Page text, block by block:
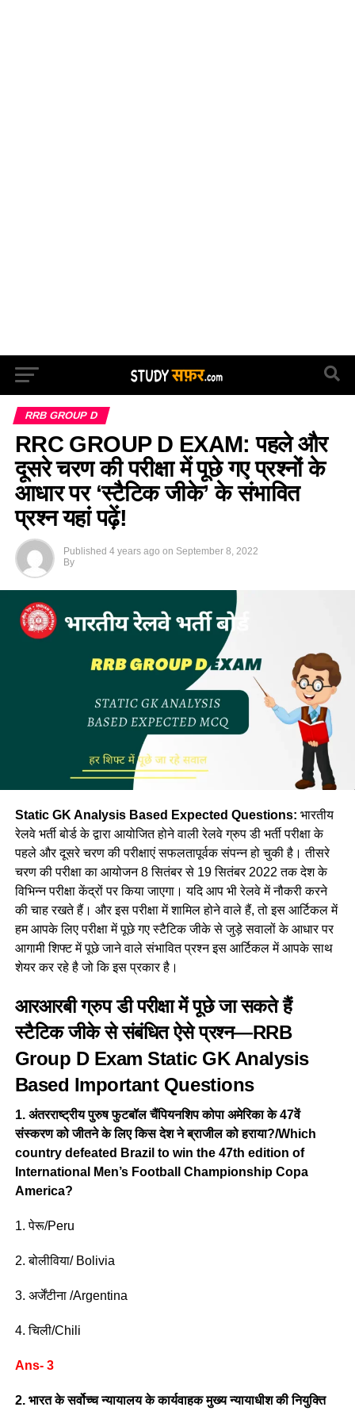
RRB GROUP D
RRC GROUP D EXAM: पहले और
दूसरे चरण की परीक्षा में पूछे गए प्रश्नों के
आधार पर ‘स्टैटिक जीके’ के संभावित
प्रश्न यहां पढ़ें!
Published 4 years ago on September 8, 2022
By
Static GK Analysis Based Expected Questions: भारतीय
रेलवे भर्ती बोर्ड के द्वारा आयोजित होने वाली रेलवे ग्रुप डी भर्ती परीक्षा के
पहले और दूसरे चरण की परीक्षाएं सफलतापूर्वक संपन्न हो चुकी है। तीसरे
चरण की परीक्षा का आयोजन 8 सितंबर से 19 सितंबर 2022 तक देश के
विभिन्न परीक्षा केंद्रों पर किया जाएगा। यदि आप भी रेलवे में नौकरी करने
की चाह रखते हैं। और इस परीक्षा में शामिल होने वाले हैं, तो इस आर्टिकल में
हम आपके लिए परीक्षा में पूछे गए स्टैटिक जीके से जुड़े सवालों के आधार पर
आगामी शिफ्ट में पूछे जाने वाले संभावित प्रश्न इस आर्टिकल में आपके साथ
शेयर कर रहे है जो कि इस प्रकार है।
आरआरबी ग्रुप डी परीक्षा में पूछे जा सकते हैं
स्टैटिक जीके से संबंधित ऐसे प्रश्न—RRB
Group D ExamStatic GK Analysis
Based Important Questions
1. अंतरराष्ट्रीय पुरुष फुटबॉल चैंपियनशिप कोपा अमेरिका के 47वें
संस्करण को जीतने के लिए किस देश ने ब्राजील को हराया?/Which
country defeated Brazil to win the 47th edition of
International Men’s Football Championship Copa
America?
1. पेरू/Peru
2. बोलीविया/ Bolivia
3. अर्जेंटीना /Argentina
4. चिली/Chili
Ans- 3
2. भारत के सर्वोच्च न्यायालय के कार्यवाहक मुख्य न्यायाधीश की नियुक्ति